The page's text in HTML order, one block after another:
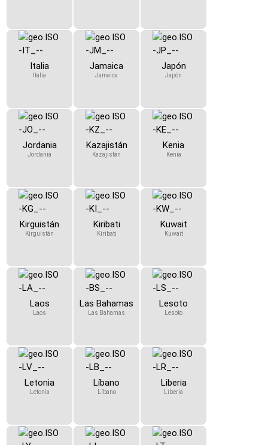
Italia
Italia
Jamaica
Jamaica
Japón
Japón
Jordania
Jordania
Kazajistán
Kazajistán
Kenia
Kenia
Kirguistán
Kirguistán
Kiribati
Kiribati
Kuwait
Kuwait
Laos
Laos
Las Bahamas
Las Bahamas
Lesoto
Lesoto
Letonia
Letonia
Líbano
Líbano
Liberia
Liberia